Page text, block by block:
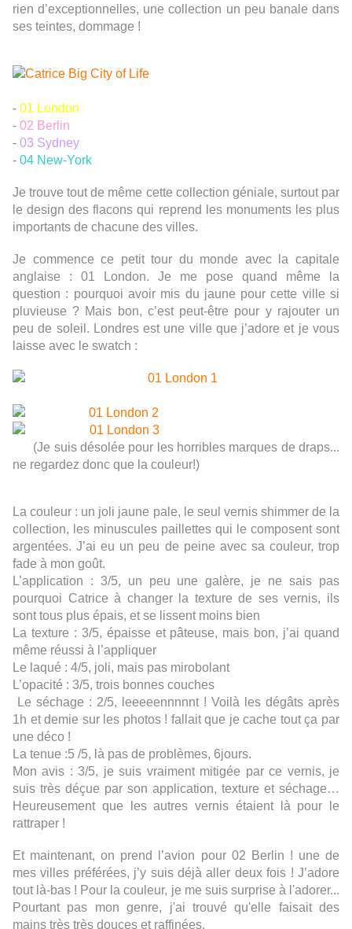
rien d’exceptionnelles, une collection un peu banale dans
ses teintes, dommage !
- 01 London
- 02 Berlin
- 03 Sydney
- 04 New-York
Je trouve tout de même cette collection géniale, surtout par
le design des flacons qui reprend les monuments les plus
importants de chacune des villes.
Je commence ce petit tour du monde avec la capitale
anglaise : 01 London. Je me pose quand même la
question : pourquoi avoir mis du jaune pour cette ville si
pluvieuse ? Mais bon, c’est peut-être pour y rajouter un
peu de soleil. Londres est une ville que j’adore et je vous
laisse avec le swatch :
(Je suis désolée pour les horribles marques de draps...
ne regardez donc que la couleur!)
La couleur : un joli jaune pale, le seul vernis shimmer de la
collection, les minuscules paillettes qui le composent sont
argentées. J’ai eu un peu de peine avec sa couleur, trop
fade à mon goût.
L’application : 3/5, un peu une galère, je ne sais pas
pourquoi Catrice à changer la texture de ses vernis, ils
sont tous plus épais, et se lissent moins bien
La texture : 3/5, épaisse et pâteuse, mais bon, j’ai quand
même réussi à l’appliquer
Le laqué : 4/5, joli, mais pas mirobolant
L’opacité : 3/5, trois bonnes couches
Le séchage : 2/5, leeeeennnnnt ! Voilà les dégâts après
1h et demie sur les photos ! fallait que je cache tout ça par
une déco !
La tenue :5 /5, là pas de problèmes, 6jours.
Mon avis : 3/5, je suis vraiment mitigée par ce vernis, je
suis très déçue par son application, texture et séchage…
Heureusement que les autres vernis étaient là pour le
rattraper !
Et maintenant, on prend l’avion pour 02 Berlin ! une de
mes villes préférées, j’y suis déjà aller deux fois ! J’adore
tout là-bas ! Pour la couleur, je me suis surprise à l'adorer...
Pourtant pas mon genre, j'ai trouvé qu'elle faisait des
mains très très douces et raffinées.